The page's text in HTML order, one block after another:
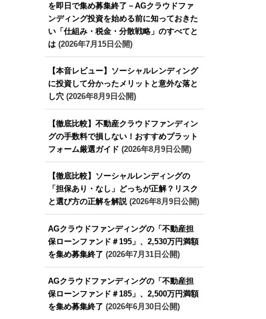
を即日で集め募集終了－AGクラウドファ
ンディング投資を始める前に知っておきた
い「仕組み・税金・分散戦略」のすべてと
は(2026年7月15日公開)
【本音レビュー】ソーシャルレンディング
に投資して分かったメリットと意外な落と
し穴(2026年8月9日公開)
【徹底比較】不動産クラウドファンディン
グの手数料で損しない！おすすめプラット
フォーム厳選ガイド (2026年8月9日公開)
【徹底比較】ソーシャルレンディングの
「担保あり・なし」どっちが正解？リスク
と選び方の正解を解説(2026年8月9日公開)
AGクラウドファンディングの「不動産担
保ローンファンド＃195」、2,530万円満額
を集め募集終了 (2026年7月31日公開)
AGクラウドファンディングの「不動産担
保ローンファンド＃185」、2,500万円満額
を集め募集終了 (2026年6月30日公開)